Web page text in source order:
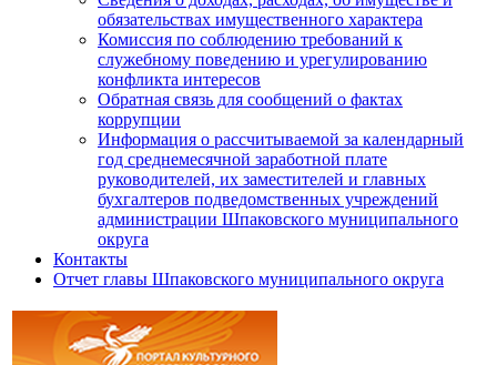
обязательствах имущественного характера
Комиссия по соблюдению требований к
служебному поведению и урегулированию
конфликта интересов
Обратная связь для сообщений о фактах
коррупции
Информация о рассчитываемой за календарный
год среднемесячной заработной плате
руководителей, их заместителей и главных
бухгалтеров подведомственных учреждений
администрации Шпаковского муниципального
округа
Контакты
Отчет главы Шпаковского муниципального округа